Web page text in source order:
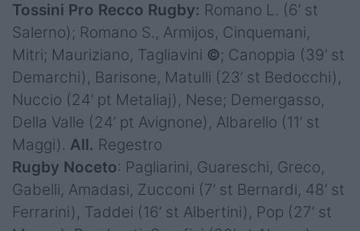
Tossini Pro Recco Rugby: Romano L. (6’ st
Salerno); Romano S., Armijos, Cinquemani,
Mitri; Mauriziano, Tagliavini ©; Canoppia (39’ st
Demarchi), Barisone, Matulli (23’ st Bedocchi),
Nuccio (24’ pt Metaliaj), Nese; Demergasso,
Della Valle (24’ pt Avignone), Albarello (11’ st
Maggi). All. Regestro
Rugby Noceto: Pagliarini, Guareschi, Greco,
Gabelli, Amadasi, Zucconi (7’ st Bernardi, 48’ st
Ferrarini), Taddei (16’ st Albertini), Pop (27’ st